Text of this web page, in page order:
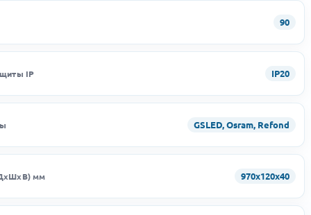
90
IP IP20
GSLED, Osram, Refond
мм 970х120х40